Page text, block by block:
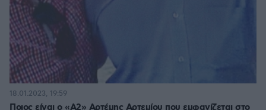
18.01.2023, 19:59